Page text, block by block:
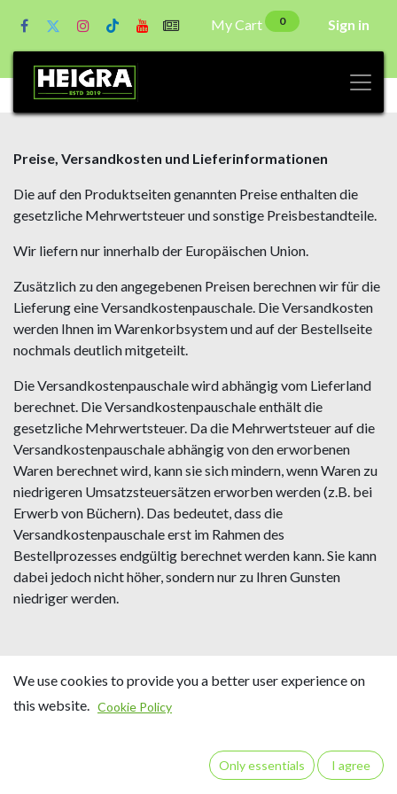
My Cart 0 Sign in
Preise, Versandkosten und Lieferinformationen
Die auf den Produktseiten genannten Preise enthalten die
gesetzliche Mehrwertsteuer und sonstige Preisbestandteile.
Wir liefern nur innerhalb der Europäischen Union.
Zusätzlich zu den angegebenen Preisen berechnen wir für die
Lieferung eine Versandkostenpauschale. Die Versandkosten
werden Ihnen im Warenkorbsystem und auf der Bestellseite
nochmals deutlich mitgeteilt.
Die Versandkostenpauschale wird abhängig vom Lieferland
berechnet. Die Versandkostenpauschale enthält die
gesetzliche Mehrwertsteuer. Da die Mehrwertsteuer auf die
Versandkostenpauschale abhängig von den erworbenen
Waren berechnet wird, kann sie sich mindern, wenn Waren zu
niedrigeren Umsatzsteuersätzen erworben werden (z.B. bei
Erwerb von Büchern). Das bedeutet, dass die
Versandkostenpauschale erst im Rahmen des
Bestellprozesses endgültig berechnet werden kann. Sie kann
dabei jedoch nicht höher, sondern nur zu Ihren Gunsten
niedriger werden.
Filiallinks
We use cookies to provide you a better user experience on
this website. Cookie Policy
Only essentials I agree